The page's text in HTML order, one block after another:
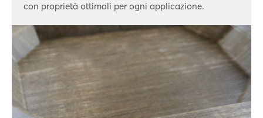
con proprietà ottimali per ogni applicazione.